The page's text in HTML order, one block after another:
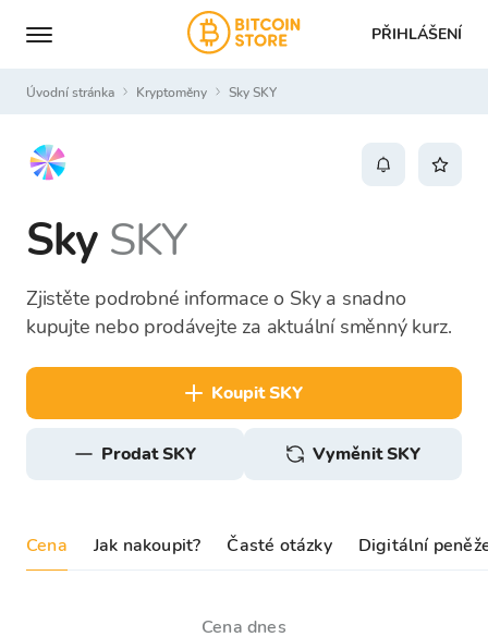
PŘIHLÁŠENÍ
Úvodní stránka Kryptoměny Sky SKY
Sky SKY
Zjistěte podrobné informace o Sky a snadno
kupujte nebo prodávejte za aktuální směnný kurz.
koupit SKY
prodat SKY Vyměnit SKY
Cena Jak nakoupit? Časté otázky Digitální
Cena dnes